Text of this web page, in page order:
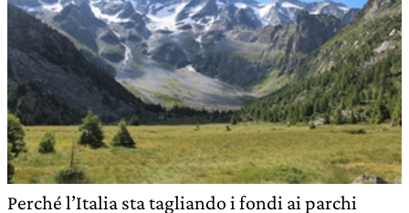
Perché l’Italia sta tagliando i fondi ai parchi